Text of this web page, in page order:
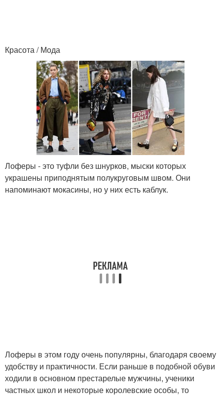
Красота / Мода
Лоферы - это туфли без шнурков, мыски которых
украшены приподнятым полукруговым швом. Они
напоминают мокасины, но у них есть каблук.
Лоферы в этом году очень популярны, благодаря своему
удобству и практичности. Если раньше в подобной обуви
ходили в основном престарелые мужчины, ученики
частных школ и некоторые королевские особы, то